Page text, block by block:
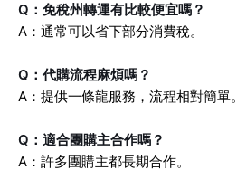
Q：免稅州轉運有比較便宜嗎？
A：通常可以省下部分消費稅。
Q：代購流程麻煩嗎？
A：提供一條龍服務，流程相對簡單。
Q：適合團購主合作嗎？
A：許多團購主都長期合作。